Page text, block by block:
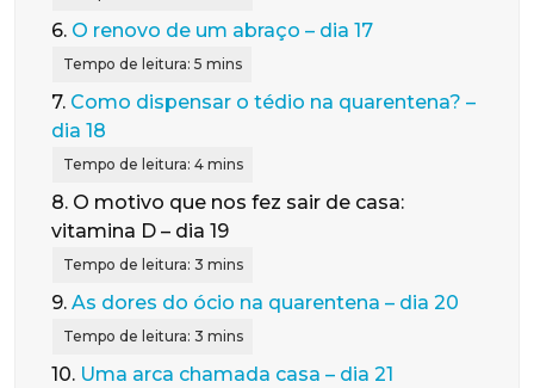
6. O renovo de um abraço – dia 17
7. Como dispensar o tédio na quarentena? –
dia 18
8. O motivo que nos fez sair de casa:
vitamina D – dia 19
9. As dores do ócio na quarentena – dia 20
10. Uma arca chamada casa – dia 21